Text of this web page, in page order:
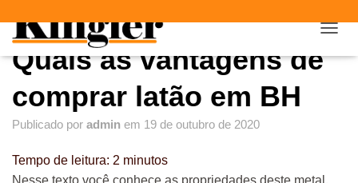
L
Quais as vantagens de
comprar latão em BH
Publicado por admin em 19 de outubro de 2020
Tempo de leitura: 2 minutos
Nesse texto você conhece as propriedades deste metal,